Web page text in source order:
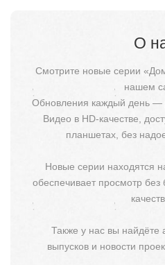
О
Смотрите новые серии
нашем
Обновления каждый день —
Видео в HD-качестве,
планшетах, без
Новые серии находятся
обеспечивает просмотр без
Также у нас вы найдёте
выпусков и новости